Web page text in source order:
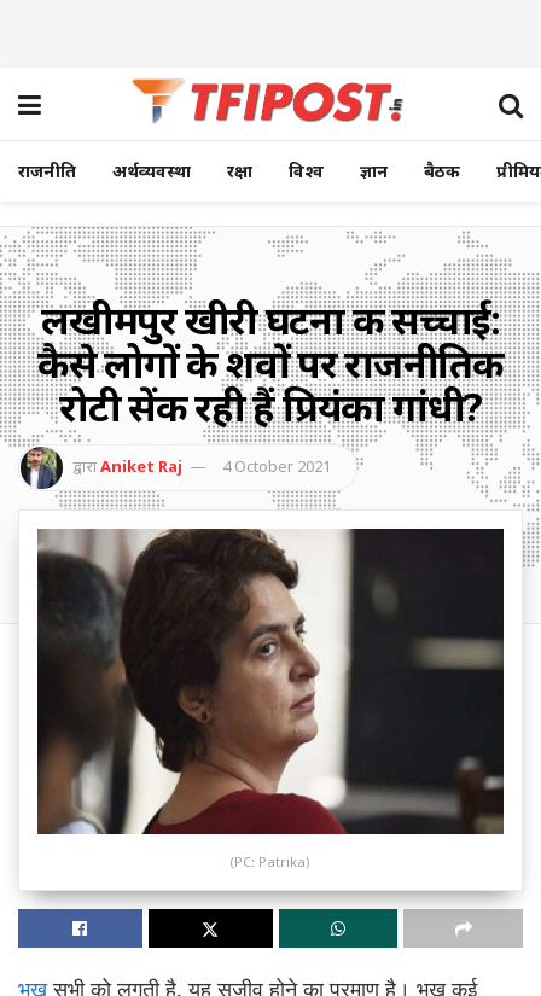
राजनीति अर्थव्यवस्था रक्षा विश्व ज्ञान बैठक
लखीमपुर खीरी घटना की सच्चाई:
कैसे लोगों के शवों पर राजनीतिक
रोटी सेंक रही हैं प्रियंका गांधी?
द्वाराAniket Raj 4 October 2021
(PC: Patrika)
भूखसभी को लगती है, यह सजीव होने का प्रमाण है। भूख कई